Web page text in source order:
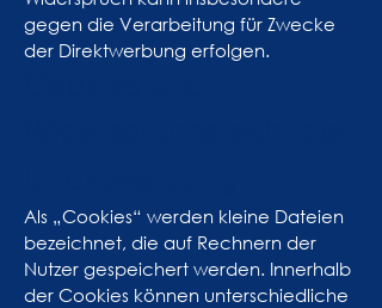
gegen die Verarbeitung für Zwecke
der Direktwerbung erfolgen.
Als „Cookies“ werden kleine Dateien
bezeichnet, die auf Rechnern der
Nutzer gespeichert werden. Innerhalb
der Cookies können unterschiedliche